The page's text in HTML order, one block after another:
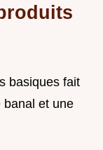
basiques fait
banal et une